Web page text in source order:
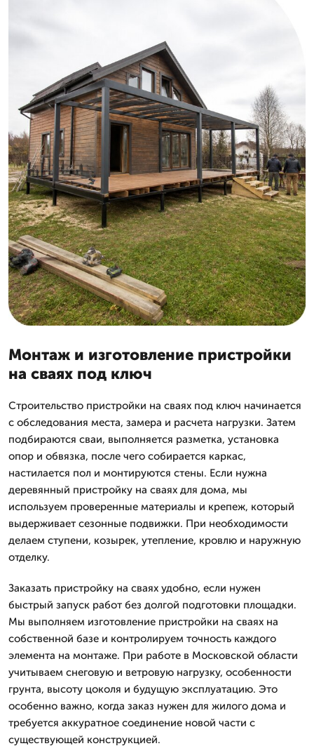
Монтаж и изготовление пристройки
на сваях под ключ
Строительство пристройки на сваях под ключ начинается
с обследования места, замера и расчета нагрузки. Затем
подбираются сваи, выполняется разметка, установка
опор и обвязка, после чего собирается каркас,
настилается пол и монтируются стены. Если нужна
деревянный пристройку на сваях для дома, мы
используем проверенные материалы и крепеж, который
выдерживает сезонные подвижки. При необходимости
делаем ступени, козырек, утепление, кровлю и наружную
отделку.
Заказать пристройку на сваях удобно, если нужен
быстрый запуск работ без долгой подготовки площадки.
Мы выполняем изготовление пристройки на сваях на
собственной базе и контролируем точность каждого
элемента на монтаже. При работе в Московской области
учитываем снеговую и ветровую нагрузку, особенности
грунта, высоту цоколя и будущую эксплуатацию. Это
особенно важно, когда заказ нужен для жилого дома и
требуется аккуратное соединение новой части с
существующей конструкцией.